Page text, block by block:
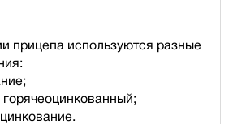
прицепа используются разные
горячеоцинкованный;